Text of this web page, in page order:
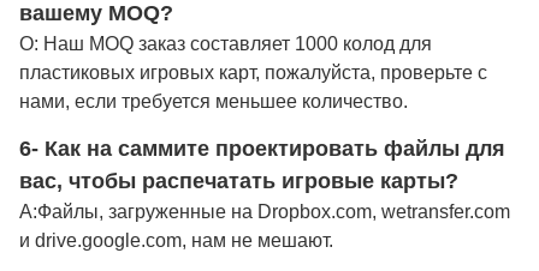
вашему MOQ?
О: Наш MOQ заказ составляет 1000 колод для
пластиковых игровых карт, пожалуйста, проверьте с
нами, если требуется меньшее количество.
6- Как на саммите проектировать файлы для
вас, чтобы распечатать игровые карты?
А:Файлы, загруженные на Dropbox.com, wetransfer.com
и drive.google.com, нам не мешают.